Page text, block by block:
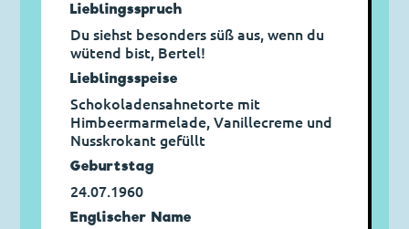
Lieblingsspruch
Du siehst besonders süß aus, wenn du
wütend bist, Bertel!
Lieblingsspeise
Schokoladensahnetorte mit
Himbeermarmelade, Vanillecreme und
Nusskrokant gefüllt
Geburtstag
24.07.1960
Englischer Name